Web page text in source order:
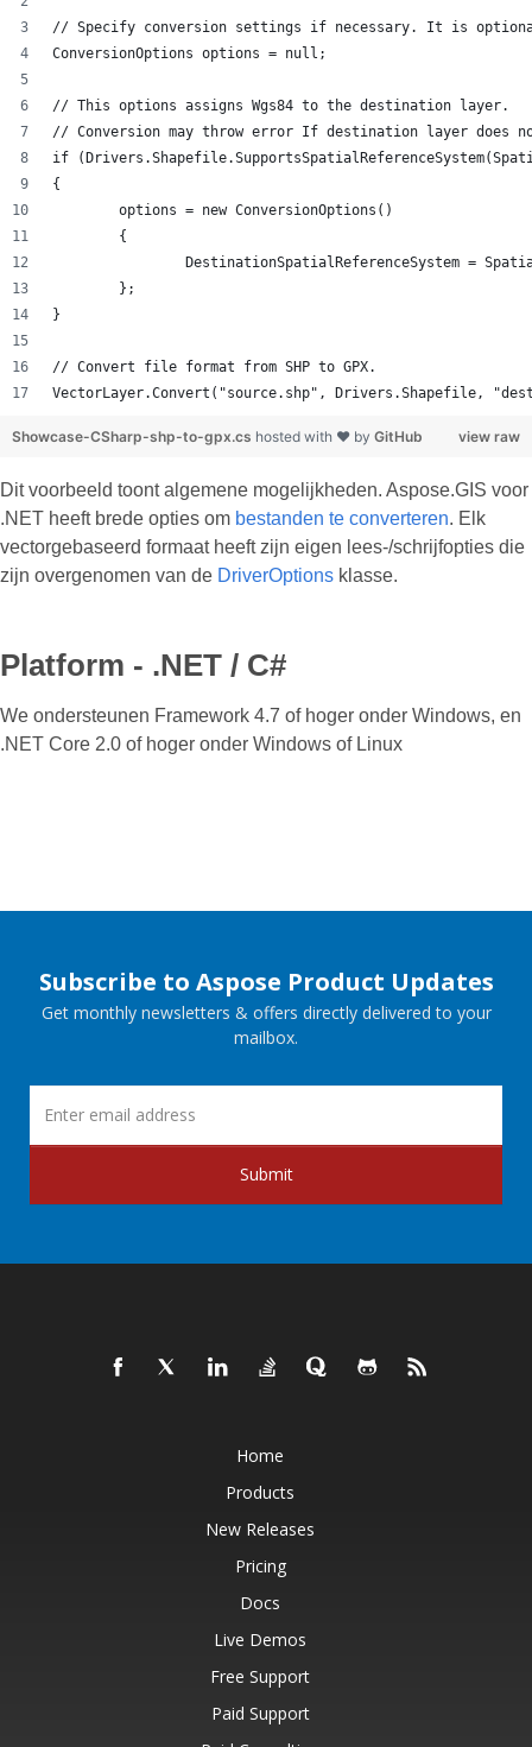
// Specify conversion settings if necessary. It is
ConversionOptions options = null;
// This options assigns Wgs84 to the destination layer.
// Conversion may throw error If destination layer does
if
{
	options = new ConversionOptions()
	{
DestinationSpatialReferenceSystem =
	};
}
// Convert file format from SHP to GPX.
VectorLayer.Convert("source.shp", Drivers.Shapefile,
view raw
Showcase-CSharp-shp-to-gpx.cs hosted with ❤ by GitHub
Dit voorbeeld toont algemene mogelijkheden. Aspose.GIS voor
.NET heeft brede opties om bestanden te converteren. Elk
vectorgebaseerd formaat heeft zijn eigen lees-/schrijfopties die
zijn overgenomen van de DriverOptions klasse.
Platform - .NET / C#
We ondersteunen Framework 4.7 of hoger onder Windows, en
.NET Core 2.0 of hoger onder Windows of Linux
Subscribe to Aspose Product Updates
Get monthly newsletters & offers directly delivered to your
mailbox.
Submit
Home
Products
New Releases
Pricing
Docs
Live Demos
Free Support
Paid Support